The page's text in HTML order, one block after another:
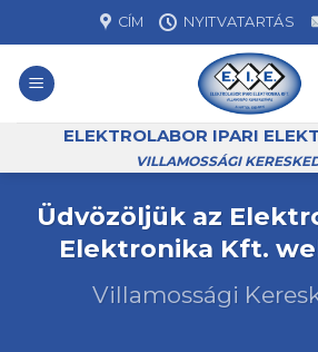
to
content
CÍM NYITVATARTÁS
ELEKTROLABOR IPARI
VILLAMOSSÁGI
Üdvözöljük az
Elektronika Kft.
Villamossági